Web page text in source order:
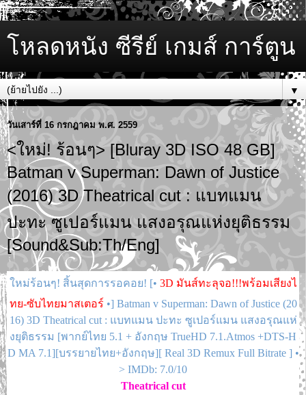
โหลดหนัง ซีรีย์ เกมส์ การ์ตูน
▼
วันเสาร์ที่ 16 กรกฎาคม พ.ศ. 2559
<ใหม่! ร้อนๆ> [Bluray 3D ISO 48 GB]
Batman v Superman: Dawn of Justice
(2016) 3D Theatrical cut : แบทแมน
ปะทะ ซูเปอร์แมน แสงอรุณแห่งยุติธรรม
[Sound&Sub:Th/Eng]
ใหม่ร้อนๆ! สิ้นสุดการรอคอย! [• 3D มันส์ทะลุจอ!!!พร้อมเสียงไ
ทย-ซับไทยมาสเตอร์ •] Batman v Superman: Dawn of Justice (20
16) 3D Theatrical cut : แบทแมน ปะทะ ซูเปอร์แมน แสงอรุณแห่
งยุติธรรม [พากย์ไทย 5.1 + อังกฤษ TrueHD 7.1.Atmos +DTS-H
D MA 7.1][บรรยายไทย+อังกฤษ][ Real 3D Remux Full Bitrate ] •
> IMDb: 7.0/10
Theatrical cut